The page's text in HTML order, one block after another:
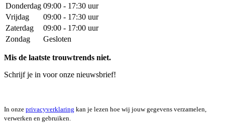
Donderdag 09:00 - 17:30 uur
Vrijdag
09:00 - 17:30 uur
Zaterdag
09:00 - 17:00 uur
Zondag
Gesloten
Mis de laatste trouwtrends niet.
Schrijf je in voor onze nieuwsbrief!
In onze privacyverklaring kan je lezen hoe wij jouw gegevens verzamelen,
verwerken en gebruiken.